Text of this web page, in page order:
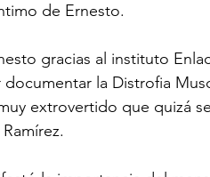
de Ernesto.
gracias al instituto
documentar la Distrofia
extrovertido que quizá